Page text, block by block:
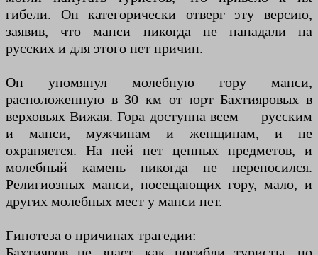
гибели. Он категорически отверг эту версию,
заявив, что манси никогда не нападали на
русских и для этого нет причин.
Он упомянул молебную гору манси,
расположенную в 30 км от юрт Бахтияровых в
верховьях Вижая. Гора доступна всем — русским
и манси, мужчинам и женщинам, и не
охраняется. На ней нет ценных предметов, и
молебный камень никогда не переносился.
Религиозных манси, посещающих гору, мало, и
других молебных мест у манси нет.
Гипотеза о причинах трагедии: